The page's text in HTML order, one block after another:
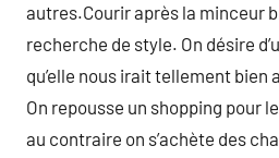
autres.Courir après la minceur
recherche de style. On désire
qu’elle nous irait tellement bien
On repousse un shopping pour
au contraire on s’achète des